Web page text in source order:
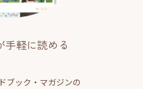
手軽に読める
ブック・マガジンの